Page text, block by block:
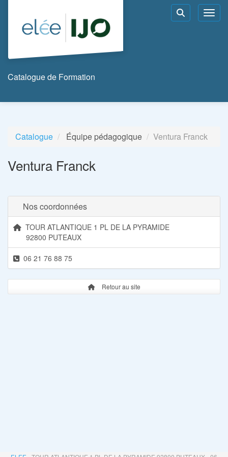
Rechercher
Catalogue de Formation
Catalogue Équipe pédagogique Ventura Franck
Ventura Franck
Nos coordonnées
TOUR ATLANTIQUE 1 PL DE LA PYRAMIDE
92800 PUTEAUX
06 21 76 88 75
Retour au site